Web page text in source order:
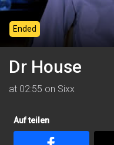
Ended
Dr House
at 02:55 on Sixx
Auf teilen